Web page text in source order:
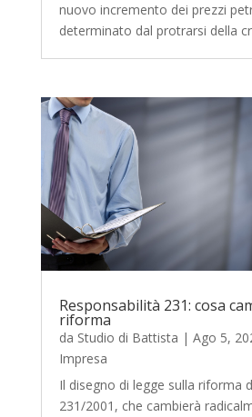
nuovo incremento dei prezzi
determinato dal protrarsi della
Responsabilità 231: cosa
riforma
da Studio di Battista | Ago 5,
Impresa
Il disegno di legge sulla riforma
231/2001, che cambierà